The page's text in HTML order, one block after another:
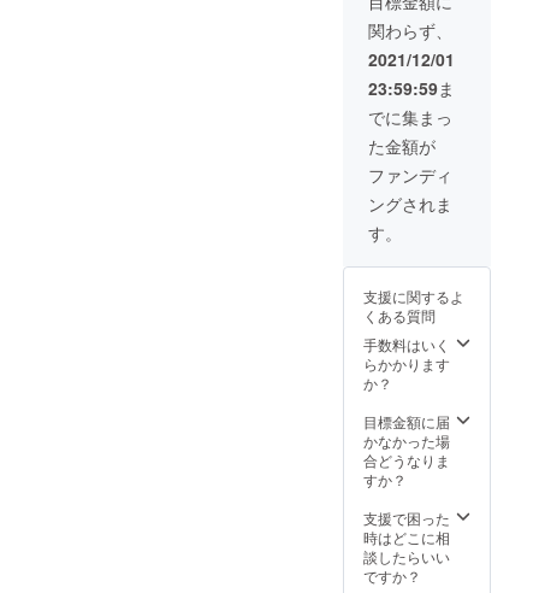
だきま
す。 な
にか不
があれ
ば
Instagr
amまで
ご連絡
くださ
い。 よ
致しま
す！ 有
効期
限：
「店舗
が存続
された
際に直
接メー
ルを確
認する
ことで
の引き
換えと
させて
頂きま
す。 郵
ン提供
ませ
ん。直
接の提
供のみ
だきま
す。 な
にか不
ば
Instagr
amまで
ご連絡
関わらず、
2021/12/01
23:59:59ま
でに集まっ
た金額が
ファンディ
ングされま
す。
支援に関するよ
くある質問
手数料はいく
らかかります
か？
目標金額に届
かなかった場
合どうなりま
すか？
支援で困った
時はどこに相
談したらいい
ですか？